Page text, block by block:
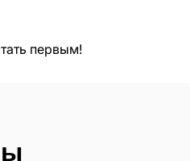
первым!